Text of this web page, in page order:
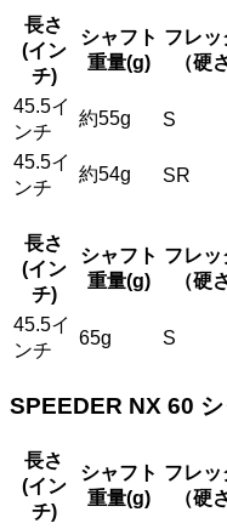
長さ
(イン
チ)
シャフト
重量(g)
フレッ
（硬
45.5イ
ンチ
約55g S
45.5イ
ンチ
約54g SR
長さ
(イン
チ)
シャフト
重量(g)
フレッ
（硬
45.5イ
ンチ
65g S
SPEEDER NX 60 シ
長さ
(イン
チ)
シャフト
重量(g)
フレッ
（硬